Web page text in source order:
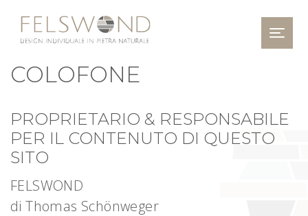
COLOFONE
PROPRIETARIO & RESPONSABILE
PER IL CONTENUTO DI QUESTO
SITO
FELSWOND
di Thomas Schönweger